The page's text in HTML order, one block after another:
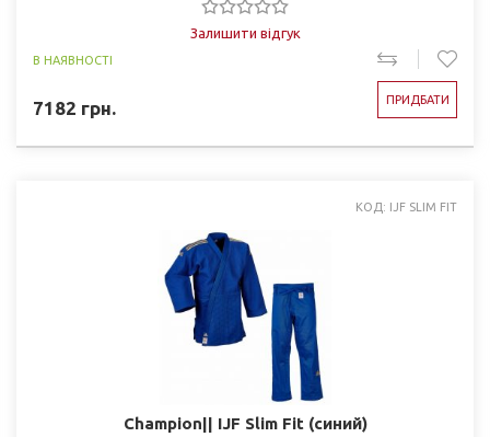
Залишити відгук
В НАЯВНОСТІ
7182 грн. ПРИДБАТИ
КОД: IJF SLIM FIT
Champion|| IJF Slim Fit (синий)